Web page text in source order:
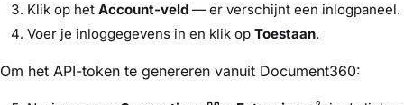
Klik op het Account-veld — er verschijnt een inlogpaneel.
Voer je inloggegevens in en klik op Toestaan.
Om het API-token te genereren vanuit Document360: